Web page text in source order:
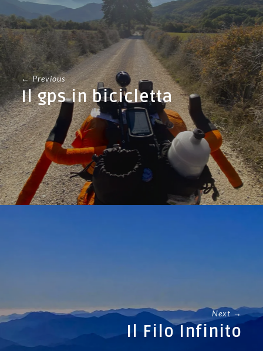
← Previous
Il gps in bicicletta
Next →
Il Filo Infinito